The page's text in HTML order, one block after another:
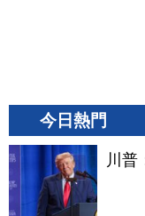
今日熱門
川普